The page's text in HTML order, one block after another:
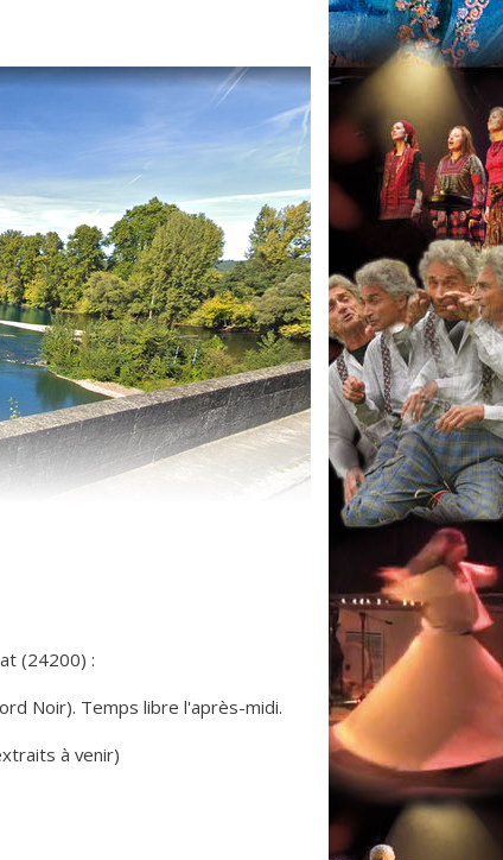
(24200) :
Noir). Temps libre l'après-midi.
à venir)